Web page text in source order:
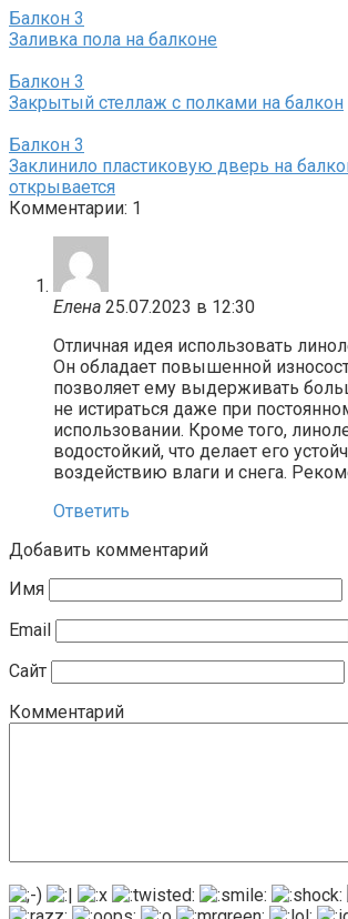
Балкон 3
Заливка пола на балконе
Балкон 3
Закрытый стеллаж с полками на балкон
Балкон 3
Заклинило пластиковую дверь на
открывается
Комментарии: 1
Елена 25.07.2023 в 12:30
Отличная идея использовать
Он обладает повышенной
позволяет ему выдерживать
не истираться даже при
использовании. Кроме того,
водостойкий, что делает его
воздействию влаги и снега.
Ответить
Добавить комментарий
Имя
Email
Сайт
Комментарий